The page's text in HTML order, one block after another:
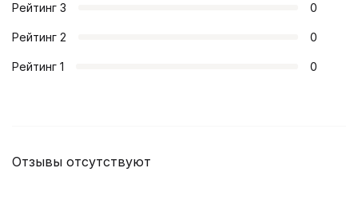
Рейтинг 3 0
Рейтинг 2 0
Рейтинг 1 0
Отзывы отсутствуют